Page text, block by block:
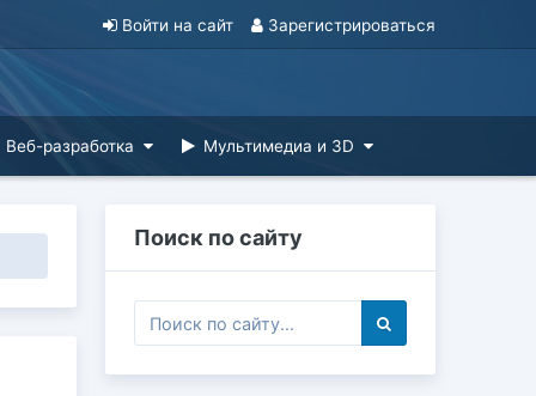
Войти на сайт Зарегистрироваться
Веб-разработка Мультимедиа и 3D
Поиск по сайту